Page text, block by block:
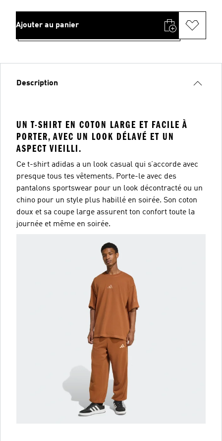
Ajouter au panier
Description
UN T-SHIRT EN COTON LARGE ET FACILE À
PORTER, AVEC UN LOOK DÉLAVÉ ET UN
ASPECT VIEILLI.
Ce t-shirt adidas a un look casual qui s’accorde avec
presque tous tes vêtements. Porte-le avec des
pantalons sportswear pour un look décontracté ou un
chino pour un style plus habillé en soirée. Son coton
doux et sa coupe large assurent ton confort toute la
journée et même en soirée.